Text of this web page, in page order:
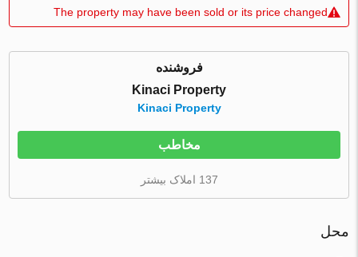
The property may have been sold or its price changed
فروشنده
Kinaci Property
Kinaci Property
مخاطب
137 املاک بیشتر
محل